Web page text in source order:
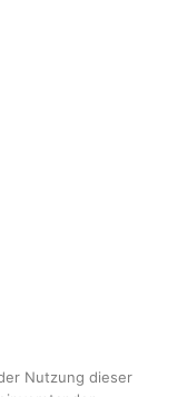
Nutzung dieser